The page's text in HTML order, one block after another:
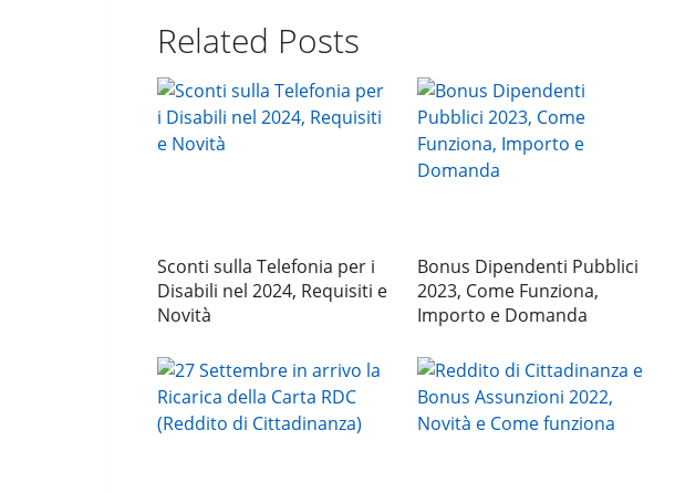
Related Posts
Sconti sulla Telefonia per i
Disabili nel 2024, Requisiti e
Novità
Bonus Dipendenti Pubblici
2023, Come Funziona,
Importo e Domanda